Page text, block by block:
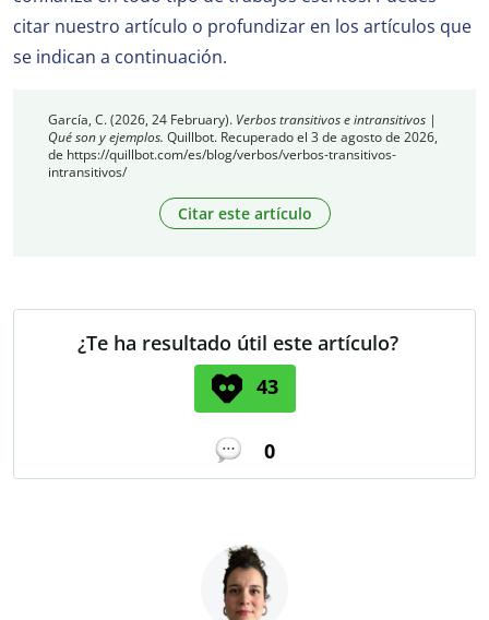
citar nuestro artículo o profundizar en los artículos que
se indican a continuación.
García, C. (2026, 24 February). Verbos transitivos e intransitivos |
Qué son y ejemplos. Quillbot. Recuperado el 3 de agosto de 2026,
de https://quillbot.com/es/blog/verbos/verbos-transitivos-
intransitivos/
Citar este artículo
¿Te ha resultado útil este artículo?
43
0